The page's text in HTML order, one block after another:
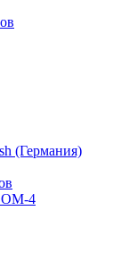
(Германия)
4